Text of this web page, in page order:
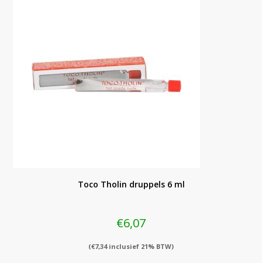
Toco Tholin druppels 6 ml
€6,07
(€7,34inclusief 21% BTW)